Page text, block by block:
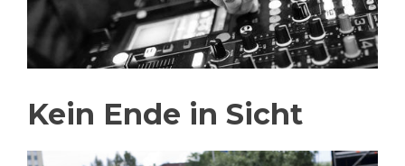
Kein Ende in Sicht